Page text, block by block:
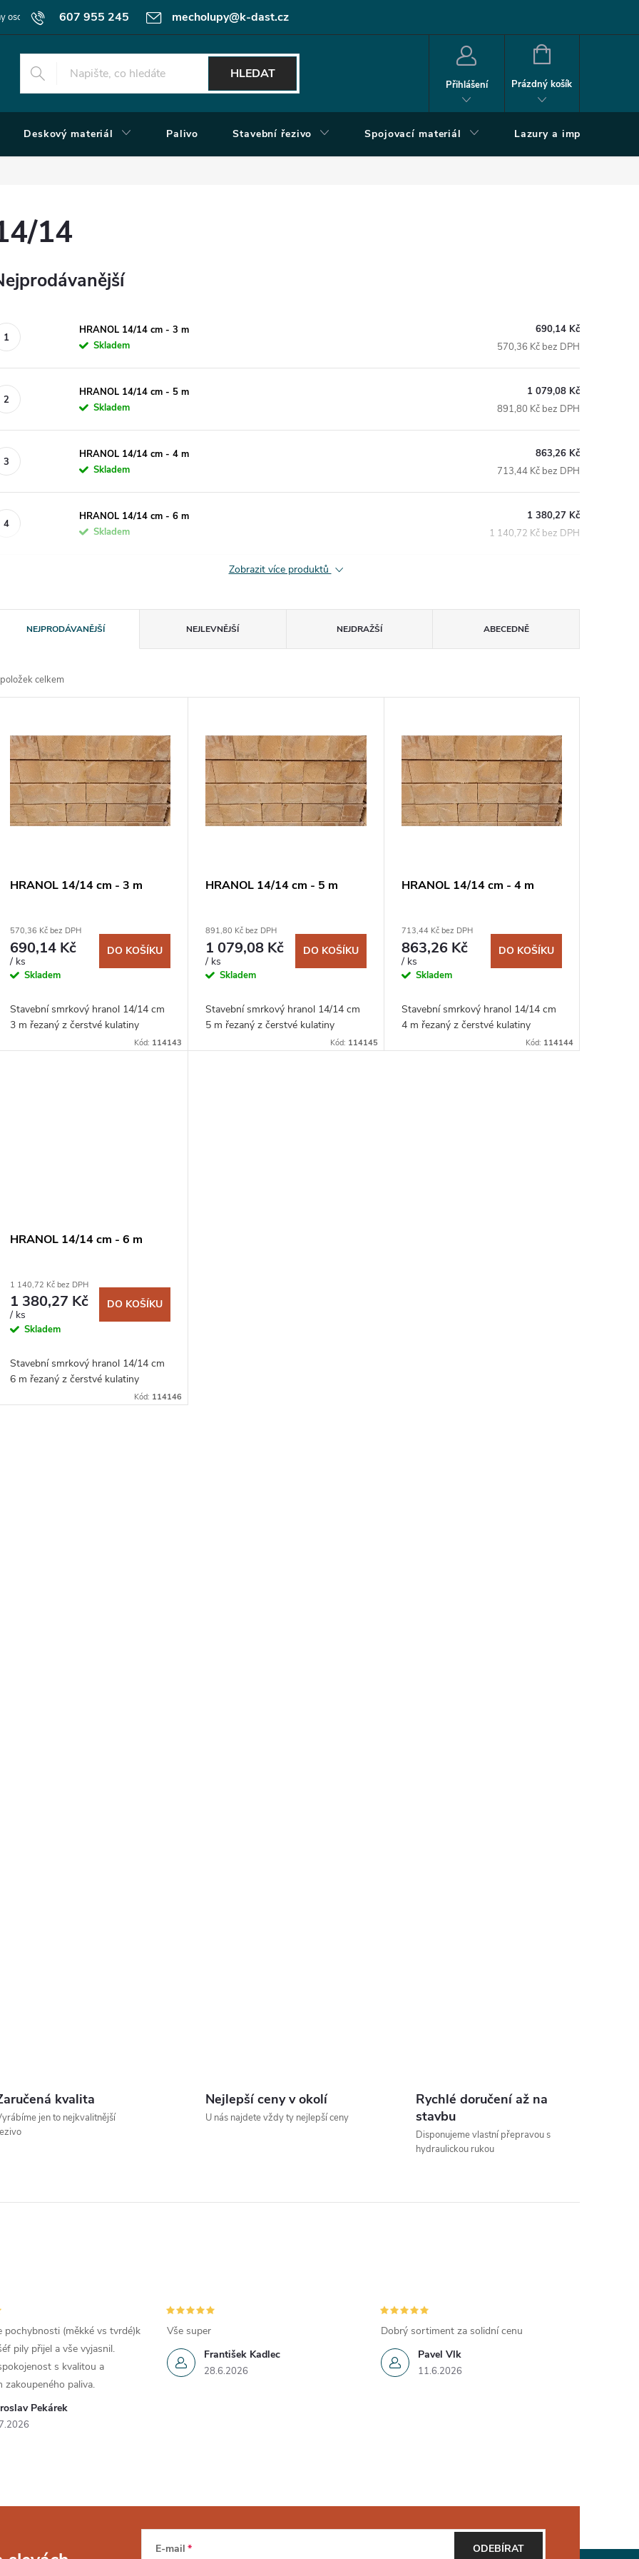
607 955 245 mecholupy@k-dast.cz
osobních údajů Obchodní podmínky Moje objednávka
HLEDAT
Přihlášení
NÁKUPNÍ
Prázdný košík
Deskový materiál Palivo Stavební řezivo Spojovací materiál Lazury a impregnace
14
HRANOL 14/14 cm - 3 m
Skladem
690,14 Kč
570,36 Kč bez DPH
HRANOL 14/14 cm - 5 m
Skladem
1 079,08 Kč
891,80 Kč bez DPH
HRANOL 14/14 cm - 4 m
Skladem
863,26 Kč
713,44 Kč bez DPH
HRANOL 14/14 cm - 6 m
Skladem
1 380,27 Kč
1 140,72 Kč bez DPH
Zobrazit více produktů
NEJPRODÁVANĚJŠÍ NEJLEVNĚJŠÍ NEJDRAŽŠÍ ABECEDNĚ
položek celkem
HRANOL 14/14 cm - 3 m
570,36 Kč bez DPH
690,14 Kč
/ ks
Skladem
DO KOŠÍKU
Stavební smrkový hranol 14/14 cm
3 m řezaný z čerstvé kulatiny
Kód: 114143
HRANOL 14/14 cm - 5 m
891,80 Kč bez DPH
1 079,08 Kč
/ ks
Skladem
DO KOŠÍKU
Stavební smrkový hranol 14/14 cm
5 m řezaný z čerstvé kulatiny
Kód: 114145
HRANOL 14/14 cm - 4 m
713,44 Kč bez DPH
863,26 Kč
/ ks
Skladem
DO KOŠÍKU
Stavební smrkový hranol 14/14 cm
4 m řezaný z čerstvé kulatiny
Kód: 114144
HRANOL 14/14 cm - 6 m
1 140,72 Kč bez DPH
1 380,27 Kč
/ ks
Skladem
DO KOŠÍKU
Stavební smrkový hranol 14/14 cm
6 m řezaný z čerstvé kulatiny
Kód: 114146
kvalita
jen to nejkvalitnější
Nejlepší ceny v okolí
U nás najdete vždy ty nejlepší ceny
Rychlé doručení až na
stavbu
Disponujeme vlastní přepravou s
hydraulickou rukou
Pekárek
pochybnosti (měkké vs tvrdé)k
pily přijel a vše vyjasnil.
s kvalitou a
zakoupeného paliva.
František Kadlec
28.6.2026
Vše super
Pavel Vlk
11.6.2026
Dobrý sortiment za solidní cenu
E-mail ODEBÍRAT